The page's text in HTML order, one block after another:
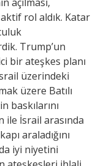
rol aldık. Katar
Trump’un
bir ateşkes planı
üzerindeki
üzere Batılı
baskılarını
ile İsrail arasında
araladığını
iyi niyetini